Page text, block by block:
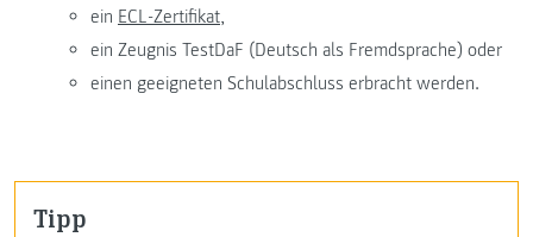
ein ECL-Zertifikat,
ein Zeugnis TestDaF (Deutsch als Fremdsprache) oder
einen geeigneten Schulabschluss erbracht werden.
Tipp